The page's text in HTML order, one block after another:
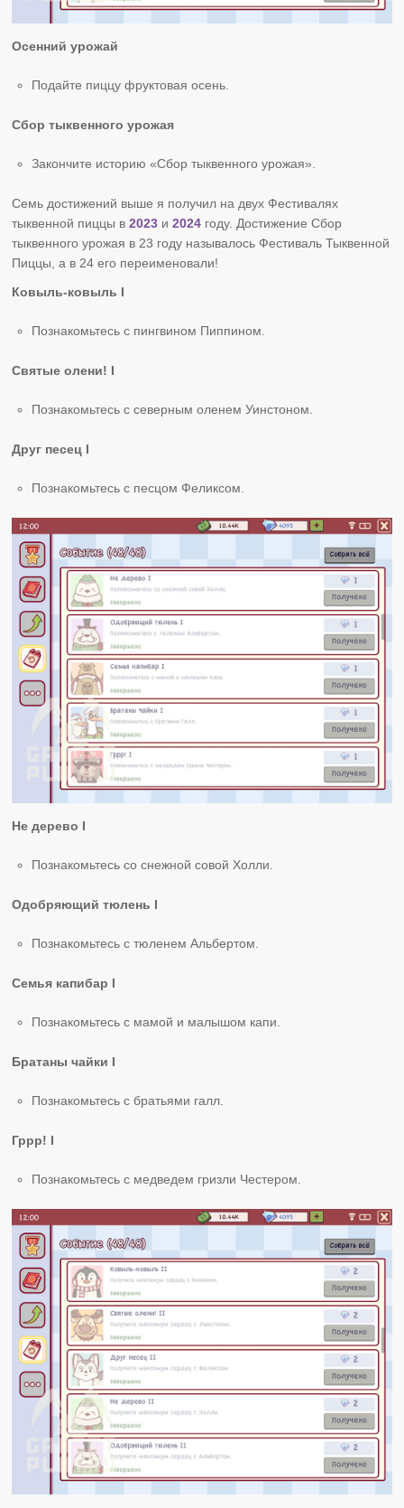
Осенний урожай
Подайте пиццу фруктовая осень.
Сбор тыквенного урожая
Закончите историю «Сбор тыквенного урожая».
Семь достижений выше я получил на двух Фестивалях
тыквенной пиццы в2023 и2024 году. Достижение Сбор
тыквенного урожая в 23 году называлось Фестиваль Тыквенной
Пиццы, а в 24 его переименовали!
Ковыль-ковыль I
Познакомьтесь с пингвином Пиппином.
Святые олени! I
Познакомьтесь с северным оленем Уинстоном.
Друг песец I
Познакомьтесь с песцом Феликсом.
Не дерево І
Познакомьтесь со снежной совой Холли.
Одобряющий тюлень I
Познакомьтесь с тюленем Альбертом.
Семья капибар I
Познакомьтесь с мамой и малышом капи.
Братаны чайки I
Познакомьтесь с братьями галл.
Гррр! І
Познакомьтесь с медведем гризли Честером.